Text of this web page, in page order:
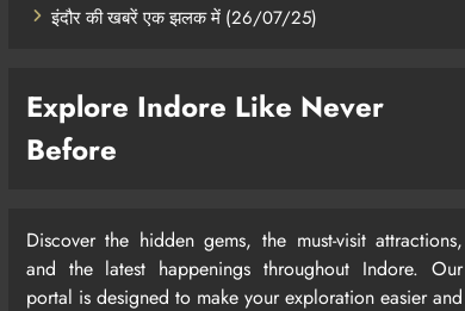
इंदौर की खबरें एक झलक में (26/07/25)
Explore Indore Like Never
Before
Discover the hidden gems, the must-visit attractions,
and the latest happenings throughout Indore. Our
portal is designed to make your exploration easier and